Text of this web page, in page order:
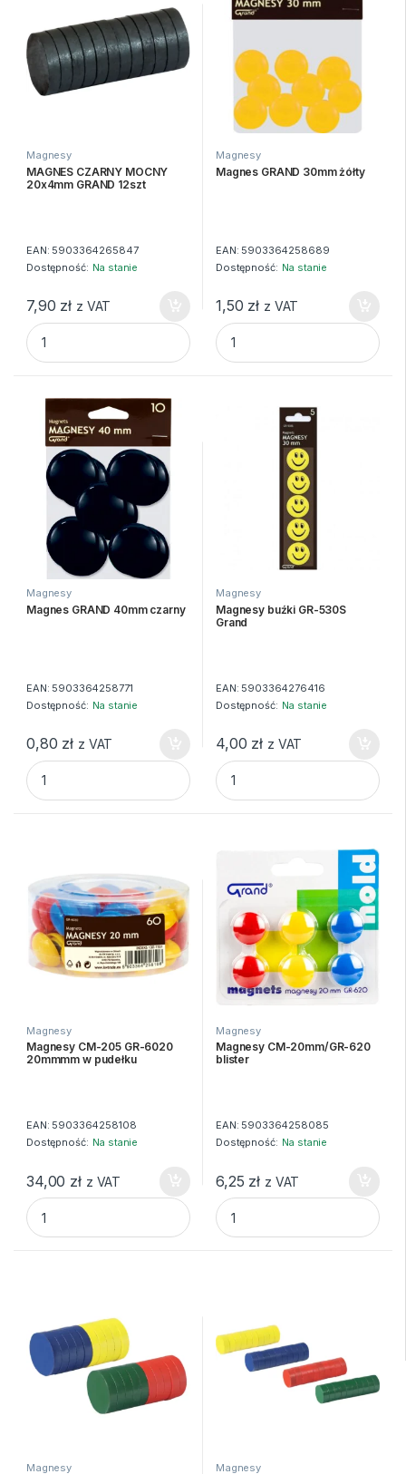
Magnesy
MAGNES CZARNY MOCNY
20x4mm GRAND 12szt
EAN: 5903364265847
Dostępność: Na stanie
7,90 zł z VAT
MAGNES CZARNY MOCNY 20x4mm GRAND 12szt quantity
Magnesy
Magnes GRAND 30mm żółty
EAN: 5903364258689
Dostępność: Na stanie
1,50 zł z VAT
Magnes GRAND 30mm żółty
Magnesy
Magnes GRAND 40mm czarny
EAN: 5903364258771
Dostępność: Na stanie
0,80 zł z VAT
Magnes GRAND 40mm czarny quantity
Magnesy
Magnesy buźki GR-530S
Grand
EAN: 5903364276416
Dostępność: Na stanie
4,00 zł z VAT
Magnesy buźki GR-530S
Magnesy
Magnesy CM-205 GR-6020
20mmmm w pudełku
EAN: 5903364258108
Dostępność: Na stanie
34,00 zł z VAT
Magnesy CM-205 GR-6020 20mmmm w pudełku quantity
Magnesy
Magnesy CM-20mm/GR-620
blister
EAN: 5903364258085
Dostępność: Na stanie
6,25 zł z VAT
Magnesy CM-20mm/GR-
Magnesy Magnesy